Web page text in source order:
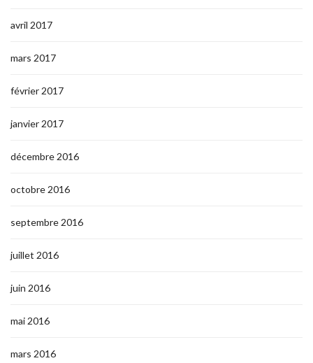
avril 2017
mars 2017
février 2017
janvier 2017
décembre 2016
octobre 2016
septembre 2016
juillet 2016
juin 2016
mai 2016
mars 2016